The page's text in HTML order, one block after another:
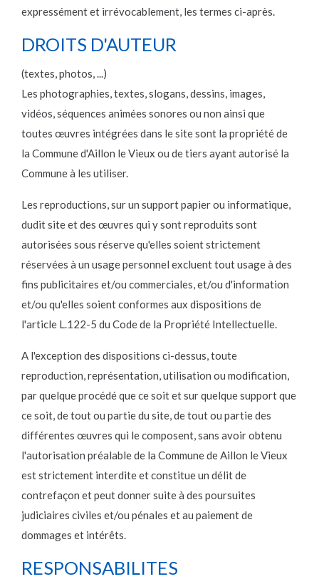
expressément et irrévocablement, les termes ci-après.
DROITS D'AUTEUR
(textes, photos, ...)
Les photographies, textes, slogans, dessins, images,
vidéos, séquences animées sonores ou non ainsi que
toutes œuvres intégrées dans le site sont la propriété de
la Commune d'Aillon le Vieux ou de tiers ayant autorisé la
Commune à les utiliser.
Les reproductions, sur un support papier ou informatique,
dudit site et des œuvres qui y sont reproduits sont
autorisées sous réserve qu'elles soient strictement
réservées à un usage personnel excluent tout usage à des
fins publicitaires et/ou commerciales, et/ou d'information
et/ou qu'elles soient conformes aux dispositions de
l'article L.122-5 du Code de la Propriété Intellectuelle.
A l'exception des dispositions ci-dessus, toute
reproduction, représentation, utilisation ou modification,
par quelque procédé que ce soit et sur quelque support que
ce soit, de tout ou partie du site, de tout ou partie des
différentes œuvres qui le composent, sans avoir obtenu
l'autorisation préalable de la Commune de Aillon le Vieux
est strictement interdite et constitue un délit de
contrefaçon et peut donner suite à des poursuites
judiciaires civiles et/ou pénales et au paiement de
dommages et intérêts.
RESPONSABILITES